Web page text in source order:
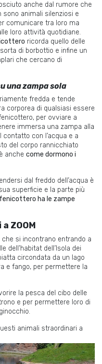
anche dal rumore che
animali silenziosi e
comunicare tra loro ma
loro attività quotidiane.
ricorda quello delle
di borbottio e infine un
che cercano di
una zampa sola
fredda e tende
corporea di qualsiasi essere
per ovviare a
immersa una zampa alla
con l’acqua e a
del corpo rannicchiato
anche come dormono i
dal freddo dell’acqua è
superficie e la parte più
ha le zampe
ZOOM
si incontrano entrando a
dell’habitat dell’Isola dei
circondata da un lago
e fango, per permettere la
la pesca del cibo delle
e per permettere loro di
animali straordinari a